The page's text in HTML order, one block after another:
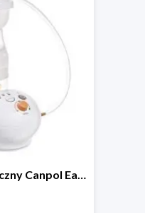
Laktator Elektryczny Canpol Easy Start -22%